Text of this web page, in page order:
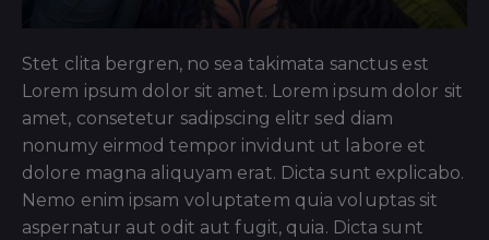
Stet clita bergren, no sea takimata sanctus est
Lorem ipsum dolor sit amet. Lorem ipsum dolor sit
amet, consetetur sadipscing elitr sed diam
nonumy eirmod tempor invidunt ut labore et
dolore magna aliquyam erat. Dicta sunt explicabo.
Nemo enim ipsam voluptatem quia voluptas sit
aspernatur aut odit aut fugit, quia. Dicta sunt